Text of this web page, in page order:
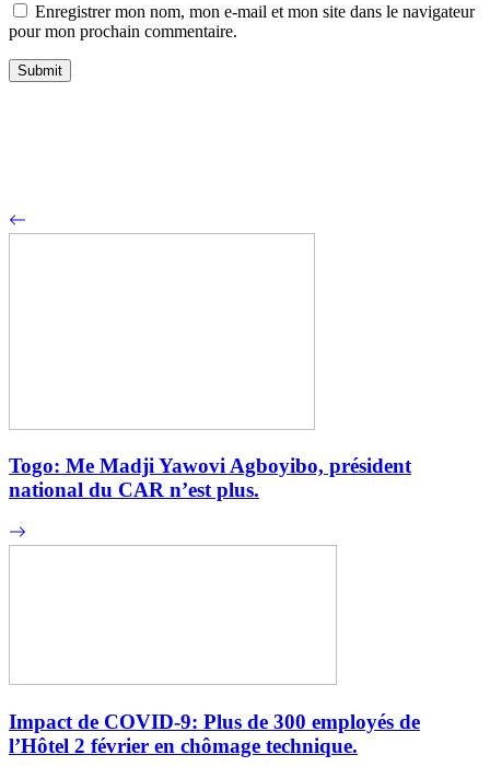
Enregistrer mon nom, mon e-mail et mon site dans le navigateur
pour mon prochain commentaire.
Togo: Me Madji Yawovi Agboyibo, président
national du CAR n’est plus.
Impact de COVID-9: Plus de 300 employés de
l’Hôtel 2 février en chômage technique.